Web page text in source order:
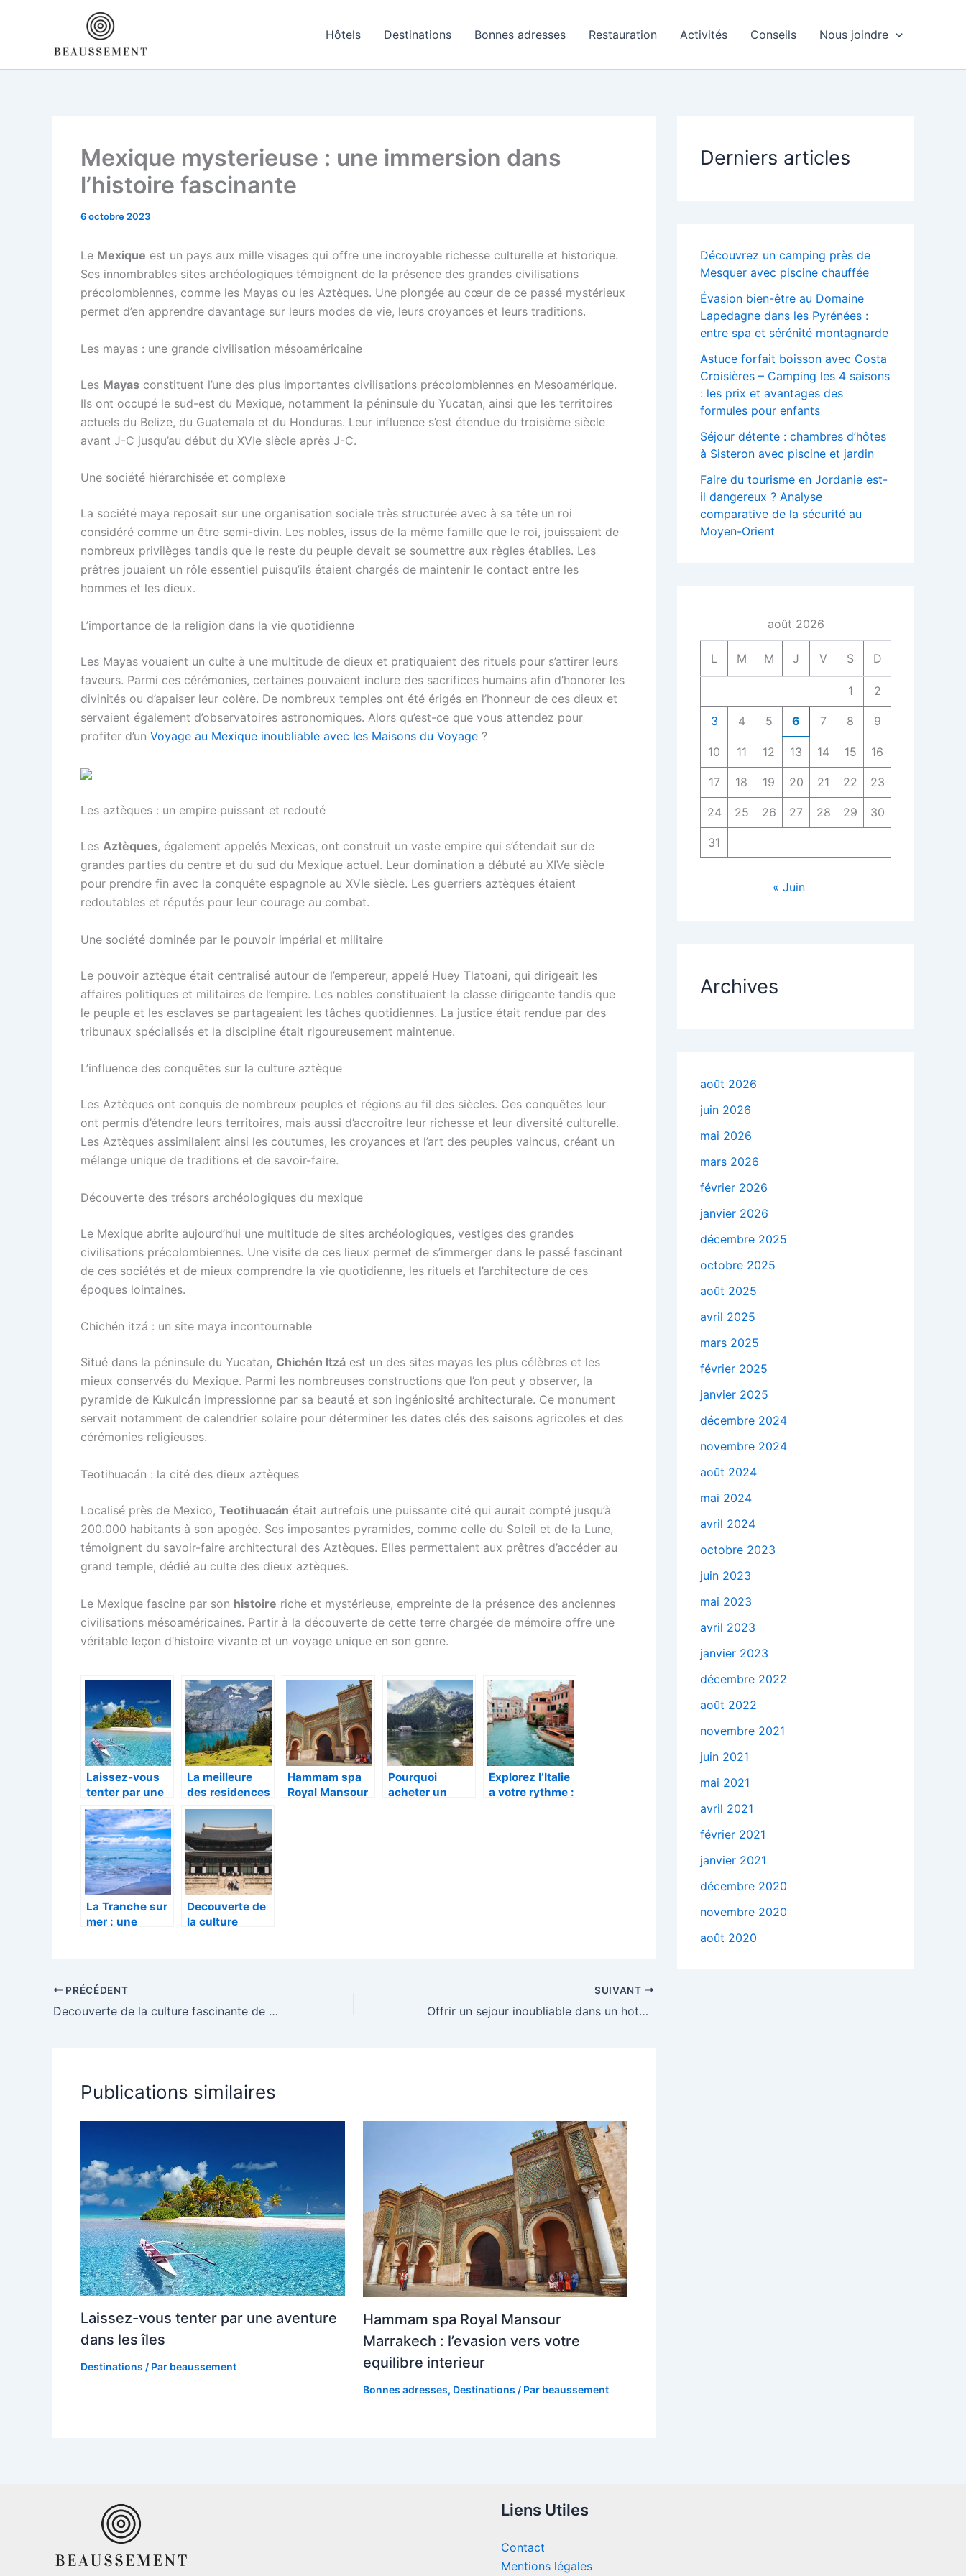
Hôtels Destinations Bonnes adresses Restauration Activités Conseils Nous joindre
Mexique mysterieuse : une immersion dans
l’histoire fascinante
6 octobre 2023
Le Mexique est un pays aux mille visages qui offre une incroyable richesse culturelle et historique.
Ses innombrables sites archéologiques témoignent de la présence des grandes civilisations
précolombiennes, comme les Mayas ou les Aztèques. Une plongée au cœur de ce passé mystérieux
permet d’en apprendre davantage sur leurs modes de vie, leurs croyances et leurs traditions.
Les mayas : une grande civilisation mésoaméricaine
Les Mayas constituent l’une des plus importantes civilisations précolombiennes en Mesoamérique.
Ils ont occupé le sud-est du Mexique, notamment la péninsule du Yucatan, ainsi que les territoires
actuels du Belize, du Guatemala et du Honduras. Leur influence s’est étendue du troisième siècle
avant J-C jusqu’au début du XVIe siècle après J-C.
Une société hiérarchisée et complexe
La société maya reposait sur une organisation sociale très structurée avec à sa tête un roi
considéré comme un être semi-divin. Les nobles, issus de la même famille que le roi, jouissaient de
nombreux privilèges tandis que le reste du peuple devait se soumettre aux règles établies. Les
prêtres jouaient un rôle essentiel puisqu’ils étaient chargés de maintenir le contact entre les
hommes et les dieux.
L’importance de la religion dans la vie quotidienne
Les Mayas vouaient un culte à une multitude de dieux et pratiquaient des rituels pour s’attirer leurs
faveurs. Parmi ces cérémonies, certaines pouvaient inclure des sacrifices humains afin d’honorer les
divinités ou d’apaiser leur colère. De nombreux temples ont été érigés en l’honneur de ces dieux et
servaient également d’observatoires astronomiques. Alors qu’est-ce que vous attendez pour
profiter d’un Voyage au Mexique inoubliable avec les Maisons du Voyage ?
Les aztèques : un empire puissant et redouté
Les Aztèques, également appelés Mexicas, ont construit un vaste empire qui s’étendait sur de
grandes parties du centre et du sud du Mexique actuel. Leur domination a débuté au XIVe siècle
pour prendre fin avec la conquête espagnole au XVIe siècle. Les guerriers aztèques étaient
redoutables et réputés pour leur courage au combat.
Une société dominée par le pouvoir impérial et militaire
Le pouvoir aztèque était centralisé autour de l’empereur, appelé Huey Tlatoani, qui dirigeait les
affaires politiques et militaires de l’empire. Les nobles constituaient la classe dirigeante tandis que
le peuple et les esclaves se partageaient les tâches quotidiennes. La justice était rendue par des
tribunaux spécialisés et la discipline était rigoureusement maintenue.
L’influence des conquêtes sur la culture aztèque
Les Aztèques ont conquis de nombreux peuples et régions au fil des siècles. Ces conquêtes leur
ont permis d’étendre leurs territoires, mais aussi d’accroître leur richesse et leur diversité culturelle.
Les Aztèques assimilaient ainsi les coutumes, les croyances et l’art des peuples vaincus, créant un
mélange unique de traditions et de savoir-faire.
Découverte des trésors archéologiques du mexique
Le Mexique abrite aujourd’hui une multitude de sites archéologiques, vestiges des grandes
civilisations précolombiennes. Une visite de ces lieux permet de s’immerger dans le passé fascinant
de ces sociétés et de mieux comprendre la vie quotidienne, les rituels et l’architecture de ces
époques lointaines.
Chichén itzá : un site maya incontournable
Situé dans la péninsule du Yucatan, Chichén Itzá est un des sites mayas les plus célèbres et les
mieux conservés du Mexique. Parmi les nombreuses constructions que l’on peut y observer, la
pyramide de Kukulcán impressionne par sa beauté et son ingéniosité architecturale. Ce monument
servait notamment de calendrier solaire pour déterminer les dates clés des saisons agricoles et des
cérémonies religieuses.
Teotihuacán : la cité des dieux aztèques
Localisé près de Mexico, Teotihuacán était autrefois une puissante cité qui aurait compté jusqu’à
200.000 habitants à son apogée. Ses imposantes pyramides, comme celle du Soleil et de la Lune,
témoignent du savoir-faire architectural des Aztèques. Elles permettaient aux prêtres d’accéder au
grand temple, dédié au culte des dieux aztèques.
Le Mexique fascine par son histoire riche et mystérieuse, empreinte de la présence des anciennes
civilisations mésoaméricaines. Partir à la découverte de cette terre chargée de mémoire offre une
véritable leçon d’histoire vivante et un voyage unique en son genre.
Laissez-vous
tenter par une
aventure dans
les îles
La meilleure
des residences
pour vos
vacances a
Tignes
Hammam spa
Royal Mansour
Pourquoi
acheter un
Explorez l’Italie
a votre rythme :
La Tranche sur
mer : une
Famille Plus et
Pavillon Bleu
pour vos
Decouverte de
la culture
PRÉCÉDENT
Decouverte de la culture fascinante de la Coree du Sud
SUIVANT
Offrir un sejour inoubliable dans un hotel pour la fete des Peres
Publications similaires
Laissez-vous tenter par une aventure
dans les îles
Destinations / Par beaussement
Hammam spa Royal Mansour
Marrakech : l’evasion vers votre
equilibre interieur
Bonnes adresses, Destinations / Par beaussement
Derniers articles
Découvrez un camping près de
Mesquer avec piscine chauffée
Évasion bien-être au Domaine
Lapedagne dans les Pyrénées :
entre spa et sérénité montagnarde
Astuce forfait boisson avec Costa
Croisières – Camping les 4 saisons
: les prix et avantages des
formules pour enfants
Séjour détente : chambres d’hôtes
à Sisteron avec piscine et jardin
Faire du tourisme en Jordanie est-
il dangereux ? Analyse
comparative de la sécurité au
Moyen-Orient
août 2026
L M M J V S D
1 2
3 4 5 6 7 8 9
10 11 12 13 14 15 16
17 18 19 20 21 22 23
24 25 26 27 28 29 30
31
« Juin
Archives
août 2026
juin 2026
mai 2026
mars 2026
février 2026
janvier 2026
décembre 2025
octobre 2025
août 2025
avril 2025
mars 2025
février 2025
janvier 2025
décembre 2024
novembre 2024
août 2024
mai 2024
avril 2024
octobre 2023
juin 2023
mai 2023
avril 2023
janvier 2023
décembre 2022
août 2022
novembre 2021
juin 2021
mai 2021
avril 2021
février 2021
janvier 2021
décembre 2020
novembre 2020
août 2020
Liens Utiles
Contact
Mentions légales